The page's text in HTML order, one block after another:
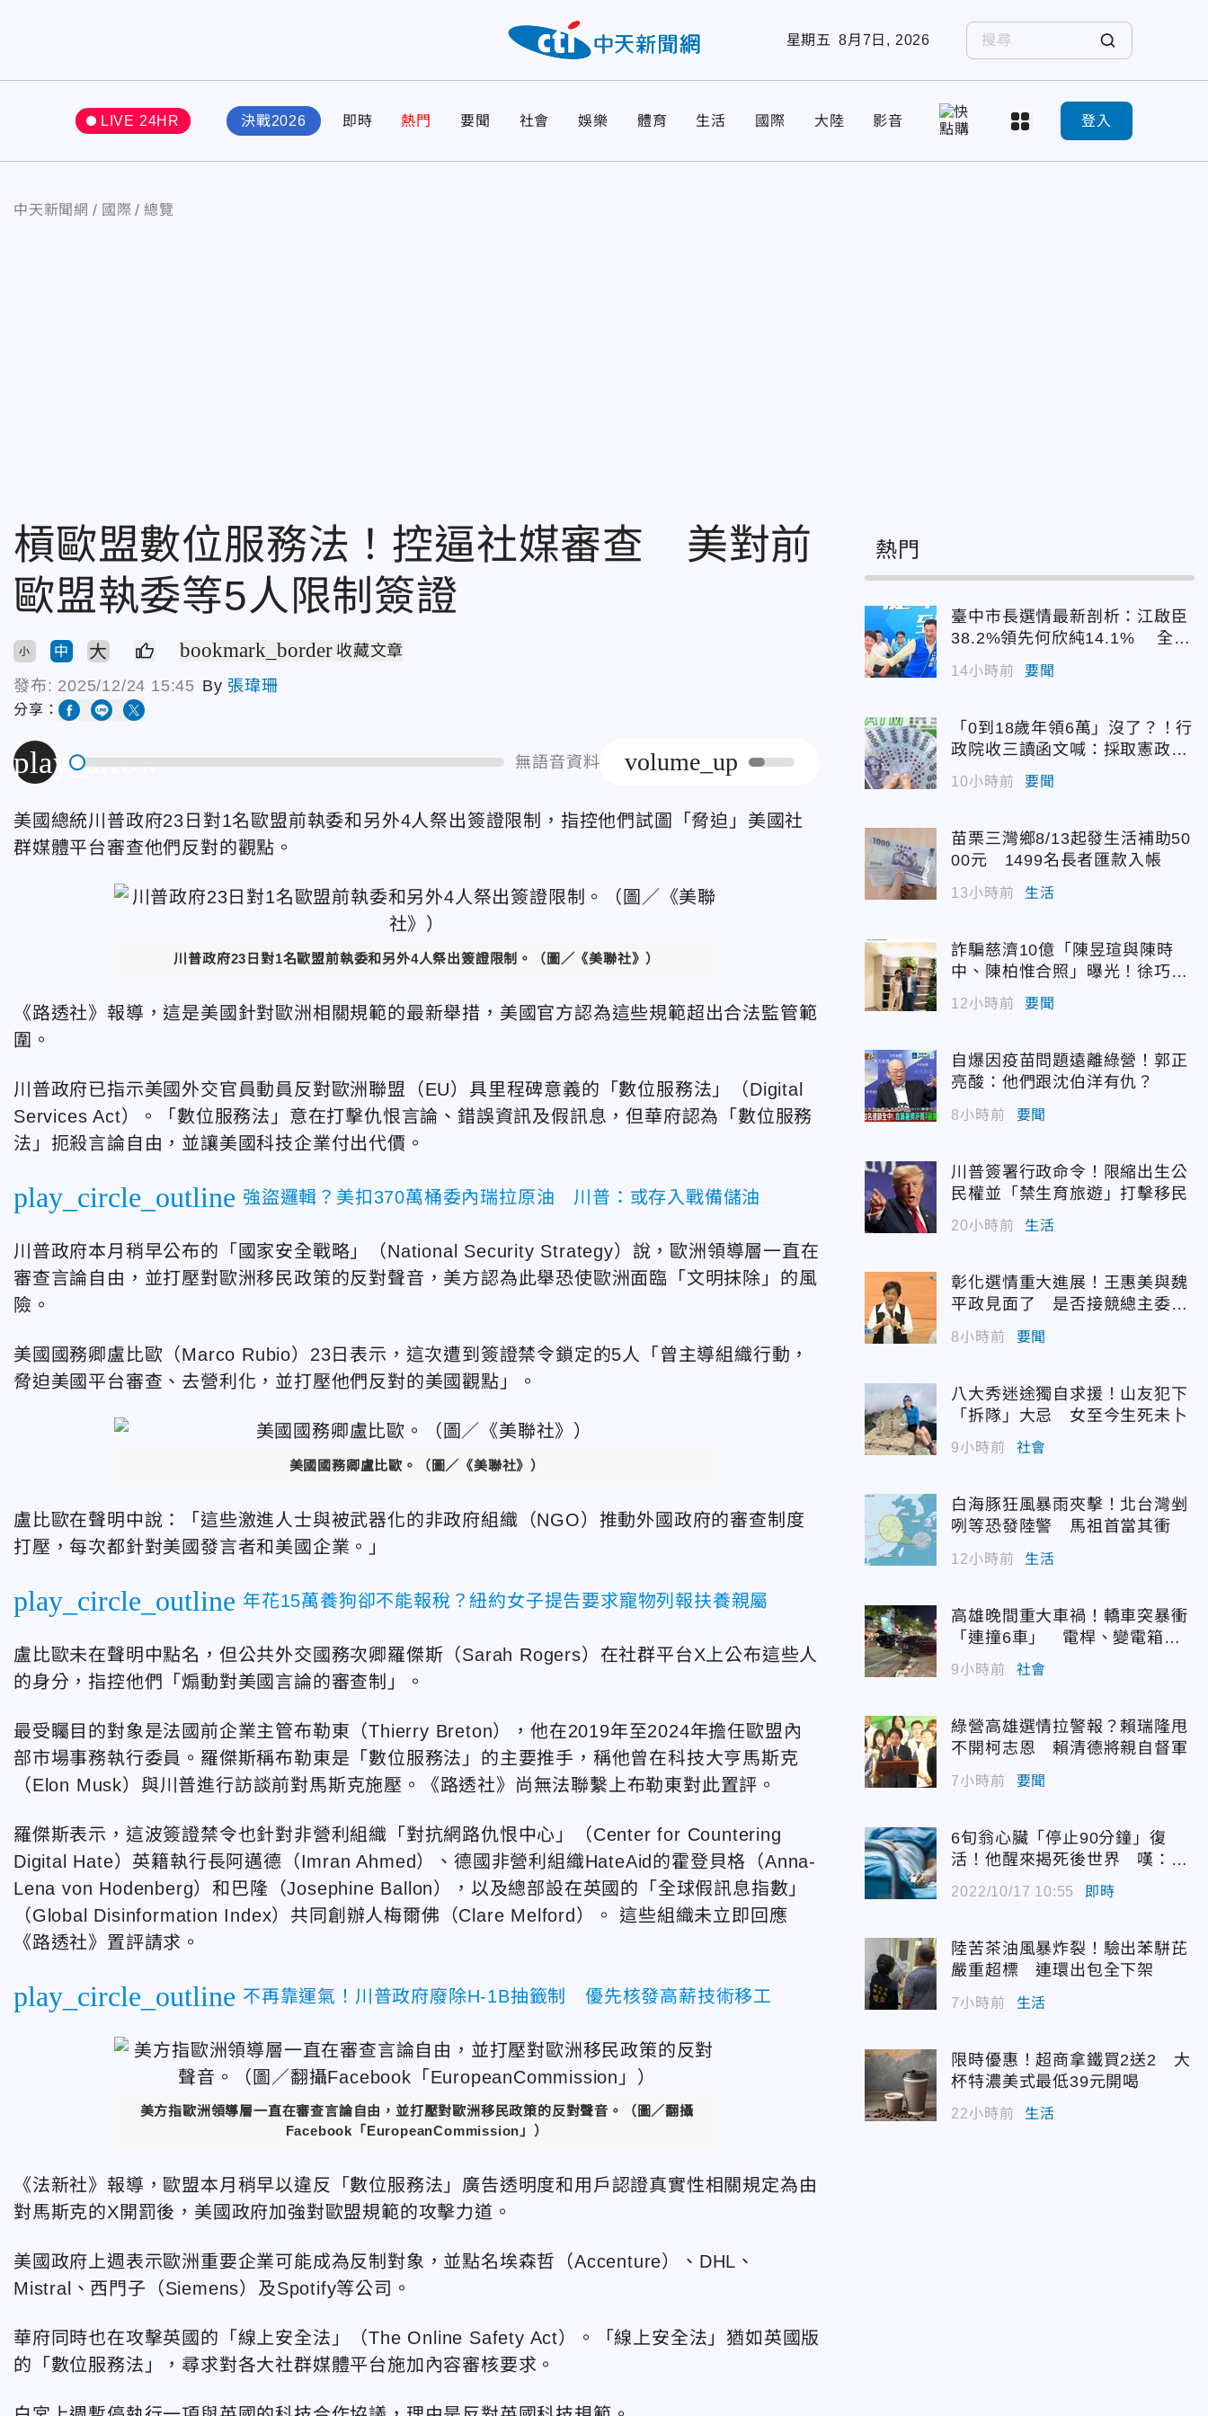
星期五 8月7日, 2026
LIVE 24HR 決戰2026 即時 熱門 要聞 社會 娛樂 體育 生活 國際 大陸 影音 登入
中天新聞網 國際 總覽
槓歐盟數位服務法！控逼社媒審查 美對前
歐盟執委等5人限制簽證
小 中 大 bookmark_border 收藏文章
發布: 2025/12/24 15:45 By 張瑋珊
分享：
play_arrow 無語音資料 volume_up
美國總統川普政府23日對1名歐盟前執委和另外4人祭出簽證限制，指控他們試圖「脅迫」美國社
群媒體平台審查他們反對的觀點。
川普政府23日對1名歐盟前執委和另外4人祭出簽證限制。 （圖／《美聯社》）
《路透社》報導，這是美國針對歐洲相關規範的最新舉措，美國官方認為這些規範超出合法監管範
圍。
川普政府已指示美國外交官員動員反對歐洲聯盟（EU）具里程碑意義的「數位服務法」（Digital
Services Act）。「數位服務法」意在打擊仇恨言論、錯誤資訊及假訊息，但華府認為「數位服務
法」扼殺言論自由，並讓美國科技企業付出代價。
play_circle_outline 強盜邏輯？美扣370萬桶委內瑞拉原油 川普：或存入戰備儲油
川普政府本月稍早公布的「國家安全戰略」（National Security Strategy）說，歐洲領導層一直在
審查言論自由，並打壓對歐洲移民政策的反對聲音，美方認為此舉恐使歐洲面臨「文明抹除」的風
險。
美國國務卿盧比歐（Marco Rubio）23日表示，這次遭到簽證禁令鎖定的5人「曾主導組織行動，
脅迫美國平台審查、去營利化，並打壓他們反對的美國觀點」。
美國國務卿盧比歐。 （圖／《美聯社》）
盧比歐在聲明中說：「這些激進人士與被武器化的非政府組織（NGO）推動外國政府的審查制度
打壓，每次都針對美國發言者和美國企業。」
play_circle_outline 年花15萬養狗卻不能報稅？紐約女子提告要求寵物列報扶養親屬
盧比歐未在聲明中點名，但公共外交國務次卿羅傑斯（Sarah Rogers）在社群平台X上公布這些人
的身分，指控他們「煽動對美國言論的審查制」。
最受矚目的對象是法國前企業主管布勒東（Thierry Breton），他在2019年至2024年擔任歐盟內
部市場事務執行委員。羅傑斯稱布勒東是「數位服務法」的主要推手，稱他曾在科技大亨馬斯克
（Elon Musk）與川普進行訪談前對馬斯克施壓。《路透社》尚無法聯繫上布勒東對此置評。
羅傑斯表示，這波簽證禁令也針對非營利組織「對抗網路仇恨中心」（Center for Countering
Digital Hate）英籍執行長阿邁德（Imran Ahmed）、德國非營利組織HateAid的霍登貝格（Anna-
Lena von Hodenberg）和巴隆（Josephine Ballon），以及總部設在英國的「全球假訊息指數」
（Global Disinformation Index）共同創辦人梅爾佛（Clare Melford）。 這些組織未立即回應
《路透社》 置評請求。
play_circle_outline 不再靠運氣！川普政府廢除H-1B抽籤制 優先核發高薪技術移工
美方指歐洲領導層一直在審查言論自由，並打壓對歐洲移民政策的反對聲音。
（圖／翻攝
Facebook「EuropeanCommission 」）
《法新社》報導，歐盟本月稍早以違反「數位服務法」廣告透明度和用戶認證真實性相關規定為由
對馬斯克的X開罰後，美國政府加強對歐盟規範的攻擊力道。
美國政府上週表示歐洲重要企業可能成為反制對象，並點名埃森哲（Accenture）、DHL、
Mistral、西門子（Siemens）及Spotify等公司。
華府同時也在攻擊英國的「線上安全法」（The Online Safety Act）。「線上安全法」猶如英國版
的「數位服務法」，尋求對各大社群媒體平台施加內容審核要求。
熱門
臺中市長選情最新剖析：江啟臣
38.2%領先何欣純14.1% 全世
代支持度全面居首
14小時前 要聞
「0到18歲年領6萬」沒了？！行
政院收三讀函文喊：採取憲政作
10小時前 要聞
苗栗三灣鄉8/13起發生活補助50
00元 1499名長者匯款入帳
13小時前 生活
詐騙慈濟10億「陳昱瑄與陳時
中、陳柏惟合照」曝光！徐巧芯
震撼出手
12小時前 要聞
自爆因疫苗問題遠離綠營！郭正
亮酸：他們跟沈伯洋有仇？
8小時前 要聞
川普簽署行政命令！限縮出生公
民權並「禁生育旅遊」打擊移民
20小時前 生活
彰化選情重大進展！王惠美與魏
平政見面了 是否接競總主委態
度曝光
8小時前 要聞
八大秀迷途獨自求援！山友犯下
「拆隊」大忌 女至今生死未卜
9小時前 社會
白海豚狂風暴雨夾擊！北台灣剉
咧等恐發陸警 馬祖首當其衝
12小時前 生活
高雄晚間重大車禍！轎車突暴衝
「連撞6車」 電桿、變電箱全
遭殃
9小時前 社會
綠營高雄選情拉警報？賴瑞隆甩
不開柯志恩 賴清德將親自督軍
7小時前 要聞
6旬翁心臟「停止90分鐘」復
活！他醒來揭死後世界 嘆：很
2022/10/17 10:55 即時
陸苦茶油風暴炸裂！驗出苯駢芘
嚴重超標 連環出包全下架
7小時前 生活
限時優惠！超商拿鐵買2送2 大
杯特濃美式最低39元開喝
22小時前 生活